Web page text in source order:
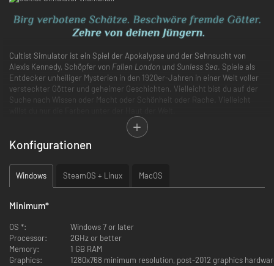
Cultist Simulator ist ein Spiel der Apokalypse und der Sehnsucht von
Alexis Kennedy, Schöpfer von Fallen London und Sunless Sea. Spiele als
Entdecker unheiliger Mysterien in den 1920er-Jahren in einer Welt voller
versteckter Götter und geheimer Geschichten. Vielleicht bist du auf der
Suche nach Wissen oder Macht oder Schönheit oder Rache. Vielleicht
In diesem erzählerischen Roguelike-Kartenspiel wird das, was du findest,
dich für immer verändern. Jede deiner Entscheidungen, von Moment zu
Moment, treibt nicht nur die Geschichte voran - sie gestaltet sie.
Werde ein Gelehrter der ungesehenen Künste. Suche in deinen Träumen
nach Ritualen, die dich in den Wahnsinn treiben. Stelle Werkzeuge her und
beschwöre Geister. Indoktriniere Unschuldige. Nimm deinen Platz als
Verkünder eines neuen Zeitalters ein.
In diesem 20- bis 40-stündigen Spiel wirst du:
Karten kombinieren, um deine eigene Geschichte in einer tiefen, von
Lovecraft inspirierten Welt voller Ambitionen, Verlangen und Frevel
Konfigurationen
Windows SteamOS + Linux MacOS
Minimum*
OS *:
Windows 7 or later
Processor:
2GHz or better
Memory:
1 GB RAM
Graphics:
1280x768 minimum resolution, post-2012 graphics